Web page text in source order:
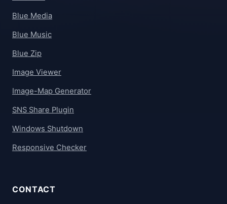
Blue Media
Blue Music
Blue Zip
Image Viewer
Image-Map Generator
SNS Share Plugin
Windows Shutdown
Responsive Checker
CONTACT